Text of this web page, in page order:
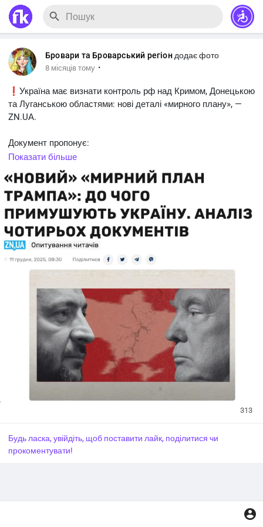
Бровари та Броварський регіон додає фото
8 місяців тому ·
❗️Україна має визнати контроль рф над Кримом, Донецькою
та Луганською областями: нові деталі «мирного плану», —
ZN.UА.
Документ пропонує:
⭕️Створити «сіру» демілітаризовану зону на 30% території
⭕️Українські та російські війська мають відійти за нову
адмінмежу, яку ще потрібно визначити;
⭕️Заморозити ситуацію в Запорізькій та Херсонській
областях по поточній лінії фронту;
⭕️Зобов’язати Україну та рф не переглядати силою ці
домовленості.
Документ не дає жодних гарантій, що в «сірій зоні» не
не прописаний.
#Новини_Україна #Новини_news_війна #Russian_Ukrainian
#News_Ukraine #Новини #Новини_news #Ukrainian_news
Показати більше
313
Будь ласка, увійдіть, щоб поставити лайк, поділитися чи
прокоментувати!